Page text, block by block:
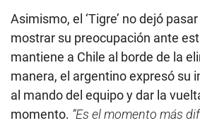
Asimismo, el ‘Tigre’ no dejó
mostrar su preocupación ante
mantiene a Chile al borde de la
manera, el argentino expresó su
al mando del equipo y dar la
momento. “Es el momento más